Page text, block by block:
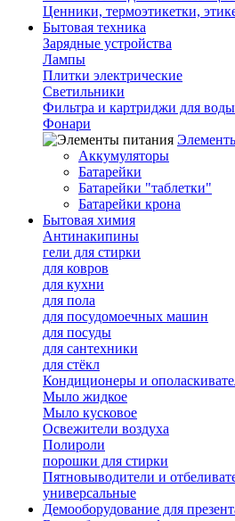
Ценники, термоэтикетки,
Бытовая техника
Зарядные устройства
Лампы
Плитки электрические
Светильники
Фильтра и картриджи для воды
Фонари
Аккумуляторы
Батарейки
Батарейки "таблетки"
Батарейки крона
Бытовая химия
Антинакипины
гели для стирки
для ковров
для кухни
для пола
для посудомоечных машин
для посуды
для сантехники
для стёкл
Кондиционеры и
Мыло жидкое
Мыло кусковое
Освежители воздуха
Полироли
порошки для стирки
Пятновыводители и
универсальные
Демооборудование для